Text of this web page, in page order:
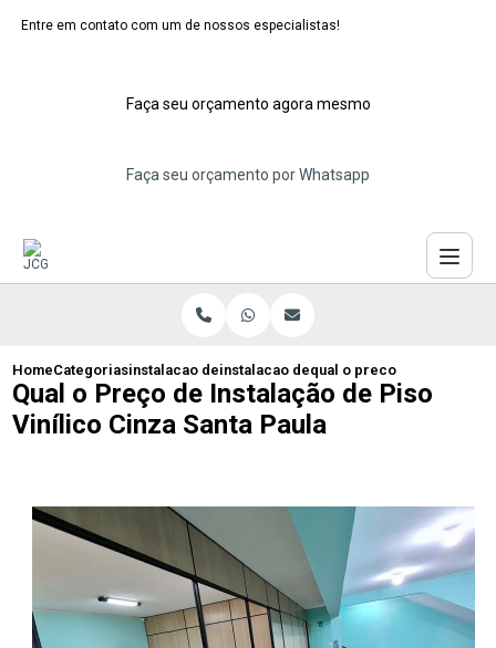
Entre em contato com um de nossos especialistas!
Faça seu orçamento agora mesmo
Faça seu orçamento por Whatsapp
HomeCategoriasinstalacao de pisos vinilicos
instalacao de piso vinilico
qual o preco de
Qual o Preço de Instalação de Piso
Vinílico Cinza Santa Paula